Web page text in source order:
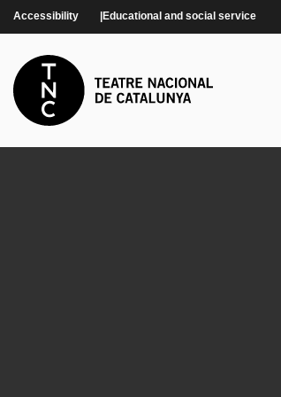
Accessibility Educational and social service